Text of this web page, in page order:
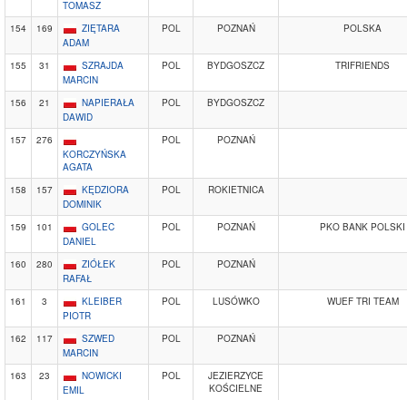
TOMASZ
154
169
ZIĘTARA
ADAM
POL POZNAŃ POLSKA
155 31
SZRAJDA
MARCIN
POL BYDGOSZCZ TRIFRIENDS
156 21
NAPIERAŁA
DAWID
POL BYDGOSZCZ
157
276
KORCZYŃSKA
AGATA
POL POZNAŃ
158 157
KĘDZIORA
DOMINIK
POL ROKIETNICA
159 101
GOLEC
DANIEL
POL POZNAŃ PKO BANK POLSKI
160 280
ZIÓŁEK
RAFAŁ
POL POZNAŃ
161 3
KLEIBER
PIOTR
POL LUSÓWKO WUEF TRI TEAM
162 117
SZWED
MARCIN
POL POZNAŃ
163 23
NOWICKI
EMIL
POL
JEZIERZYCE
KOŚCIELNE